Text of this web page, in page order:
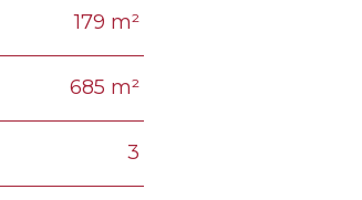
179 m²
685 m²
3